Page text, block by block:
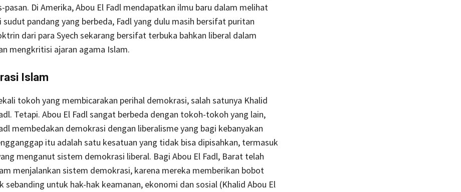
pasan. Di Amerika, Abou El Fadl mendapatkan ilmu baru dalam melihat
sudut pandang yang berbeda, Fadl yang dulu masih bersifat puritan
dari para Syech sekarang bersifat terbuka bahkan liberal dalam
mengkritisi ajaran agama Islam.
Islam
tokoh yang membicarakan perihal demokrasi, salah satunya Khalid
Tetapi. Abou El Fadl sangat berbeda dengan tokoh-tokoh yang lain,
membedakan demokrasi dengan liberalisme yang bagi kebanyakan
itu adalah satu kesatuan yang tidak bisa dipisahkan, termasuk
menganut sistem demokrasi liberal. Bagi Abou El Fadl, Barat telah
menjalankan sistem demokrasi, karena mereka memberikan bobot
sebanding untuk hak-hak keamanan, ekonomi dan sosial (Khalid Abou El